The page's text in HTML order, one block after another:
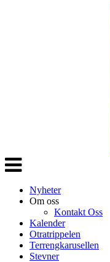
Veksle
navigasjon
Nyheter
Om oss
Kontakt Oss
Kalender
Otratrippelen
Terrengkarusellen
Stevner